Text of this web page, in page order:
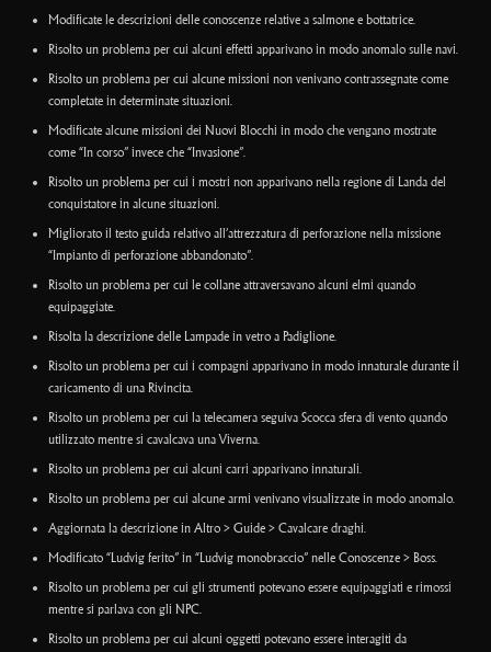
Modificate le descrizioni delle conoscenze relative a salmone e bottatrice.
Risolto un problema per cui alcuni effetti apparivano in modo anomalo sulle navi.
Risolto un problema per cui alcune missioni non venivano contrassegnate come
completate in determinate situazioni.
Modificate alcune missioni dei Nuovi Blocchi in modo che vengano mostrate
come “In corso” invece che “Invasione”.
Risolto un problema per cui i mostri non apparivano nella regione di Landa del
conquistatore in alcune situazioni.
Migliorato il testo guida relativo all’attrezzatura di perforazione nella missione
“Impianto di perforazione abbandonato”.
Risolto un problema per cui le collane attraversavano alcuni elmi quando
equipaggiate.
Risolta la descrizione delle Lampade in vetro a Padiglione.
Risolto un problema per cui i compagni apparivano in modo innaturale durante il
caricamento di una Rivincita.
Risolto un problema per cui la telecamera seguiva Scocca sfera di vento quando
utilizzato mentre si cavalcava una Viverna.
Risolto un problema per cui alcuni carri apparivano innaturali.
Risolto un problema per cui alcune armi venivano visualizzate in modo anomalo.
Aggiornata la descrizione in Altro > Guide > Cavalcare draghi.
Modificato “Ludvig ferito” in “Ludvig monobraccio” nelle Conoscenze > Boss.
Risolto un problema per cui gli strumenti potevano essere equipaggiati e rimossi
mentre si parlava con gli NPC.
Risolto un problema per cui alcuni oggetti potevano essere interagiti da